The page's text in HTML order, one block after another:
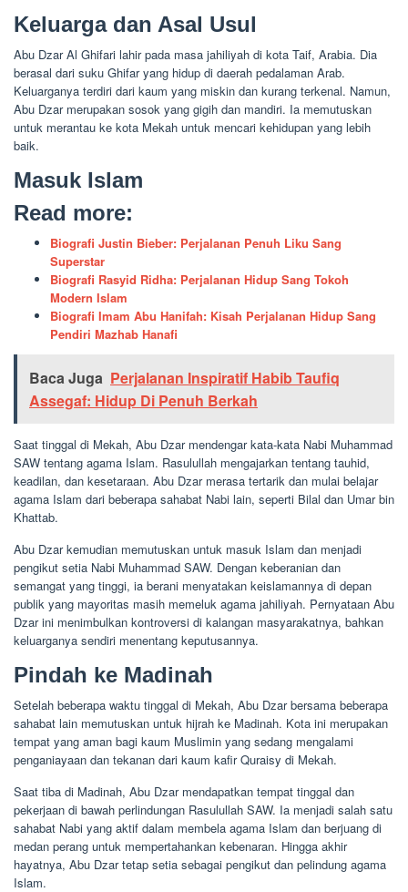
Keluarga dan Asal Usul
Abu Dzar Al Ghifari lahir pada masa jahiliyah di kota Taif, Arabia. Dia
berasal dari suku Ghifar yang hidup di daerah pedalaman Arab.
Keluarganya terdiri dari kaum yang miskin dan kurang terkenal. Namun,
Abu Dzar merupakan sosok yang gigih dan mandiri. Ia memutuskan
untuk merantau ke kota Mekah untuk mencari kehidupan yang lebih
baik.
Masuk Islam
Read more:
Biografi Justin Bieber: Perjalanan Penuh Liku Sang
Superstar
Biografi Rasyid Ridha: Perjalanan Hidup Sang Tokoh
Modern Islam
Biografi Imam Abu Hanifah: Kisah Perjalanan Hidup Sang
Pendiri Mazhab Hanafi
Baca Juga Perjalanan Inspiratif Habib Taufiq
Assegaf: Hidup Di Penuh Berkah
Saat tinggal di Mekah, Abu Dzar mendengar kata-kata Nabi Muhammad
SAW tentang agama Islam. Rasulullah mengajarkan tentang tauhid,
keadilan, dan kesetaraan. Abu Dzar merasa tertarik dan mulai belajar
agama Islam dari beberapa sahabat Nabi lain, seperti Bilal dan Umar bin
Khattab.
Abu Dzar kemudian memutuskan untuk masuk Islam dan menjadi
pengikut setia Nabi Muhammad SAW. Dengan keberanian dan
semangat yang tinggi, ia berani menyatakan keislamannya di depan
publik yang mayoritas masih memeluk agama jahiliyah. Pernyataan Abu
Dzar ini menimbulkan kontroversi di kalangan masyarakatnya, bahkan
keluarganya sendiri menentang keputusannya.
Pindah ke Madinah
Setelah beberapa waktu tinggal di Mekah, Abu Dzar bersama beberapa
sahabat lain memutuskan untuk hijrah ke Madinah. Kota ini merupakan
tempat yang aman bagi kaum Muslimin yang sedang mengalami
penganiayaan dan tekanan dari kaum kafir Quraisy di Mekah.
Saat tiba di Madinah, Abu Dzar mendapatkan tempat tinggal dan
pekerjaan di bawah perlindungan Rasulullah SAW. Ia menjadi salah satu
sahabat Nabi yang aktif dalam membela agama Islam dan berjuang di
medan perang untuk mempertahankan kebenaran. Hingga akhir
hayatnya, Abu Dzar tetap setia sebagai pengikut dan pelindung agama
Islam.